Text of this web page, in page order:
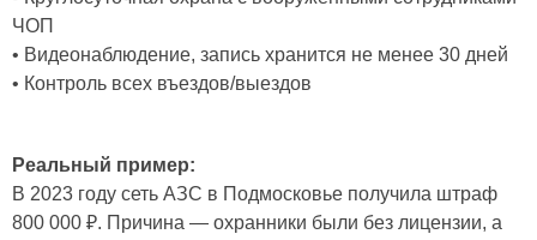
ЧОП
• Видеонаблюдение, запись хранится не менее 30 дней
• Контроль всех въездов/выездов
Реальный пример:
В 2023 году сеть АЗС в Подмосковье получила штраф
800 000 ₽. Причина — охранники были без лицензии, а